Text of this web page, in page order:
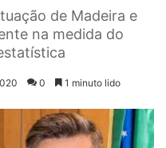
de Madeira e
na medida do
0 1 minuto lido